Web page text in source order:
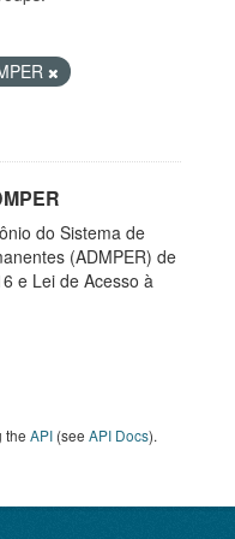
do Sistema de
(ADMPER) de
e Lei de Acesso à
the API (see API Docs).